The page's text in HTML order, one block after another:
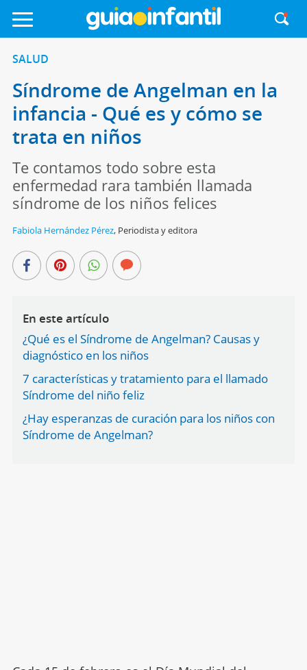
SALUD
Síndrome de Angelman en la
infancia - Qué es y cómo se
trata en niños
Te contamos todo sobre esta
enfermedad rara también llamada
síndrome de los niños felices
Fabiola Hernández Pérez, Periodista y editora
En este artículo
¿Qué es el Síndrome de Angelman? Causas y
diagnóstico en los niños
7 características y tratamiento para el llamado
Síndrome del niño feliz
¿Hay esperanzas de curación para los niños con
Síndrome de Angelman?